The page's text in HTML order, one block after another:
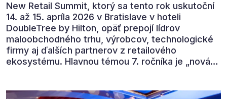
New Retail Summit, ktorý sa tento rok uskutoční
14. až 15. apríla 2026 v Bratislave v hoteli
DoubleTree by Hilton, opäť prepojí lídrov
maloobchodného trhu, výrobcov, technologické
firmy aj ďalších partnerov z retailového
ekosystému. Hlavnou témou 7. ročníka je „nová